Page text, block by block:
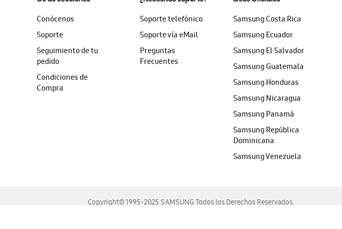
Conócenos
Soporte
Seguimiento de tu
pedido
Condiciones de
Compra
Soporte telefónico
Soporte vía eMail
Preguntas
Frecuentes
Samsung Costa Rica
Samsung Ecuador
Samsung El Salvador
Samsung Guatemala
Samsung Honduras
Samsung Nicaragua
Samsung Panamá
Samsung República
Dominicana
Samsung Venezuela
Copyright© 1995-2025 SAMSUNG Todos los Derechos Reservados.